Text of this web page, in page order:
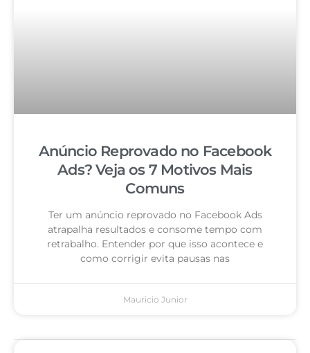
Anúncio Reprovado no Facebook
Ads? Veja os 7 Motivos Mais
Comuns
Ter um anúncio reprovado no Facebook Ads
atrapalha resultados e consome tempo com
retrabalho. Entender por que isso acontece e
como corrigir evita pausas nas
Mauricio Junior